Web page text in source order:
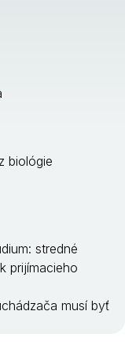
biológie
stredné
prijímacieho
musí byť